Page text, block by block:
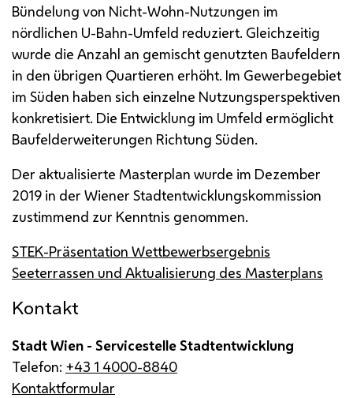
Bündelung von Nicht-Wohn-Nutzungen im
nördlichen U-Bahn-Umfeld reduziert. Gleichzeitig
wurde die Anzahl an gemischt genutzten Baufeldern
in den übrigen Quartieren erhöht. Im Gewerbegebiet
im Süden haben sich einzelne Nutzungsperspektiven
konkretisiert. Die Entwicklung im Umfeld ermöglicht
Baufelderweiterungen Richtung Süden.
Der aktualisierte Masterplan wurde im Dezember
2019 in der Wiener Stadtentwicklungskommission
zustimmend zur Kenntnis genommen.
STEK-Präsentation Wettbewerbsergebnis
Seeterrassen und Aktualisierung des Masterplans
Kontakt
Stadt Wien - Servicestelle Stadtentwicklung
Telefon: +43 1 4000-8840
Kontaktformular